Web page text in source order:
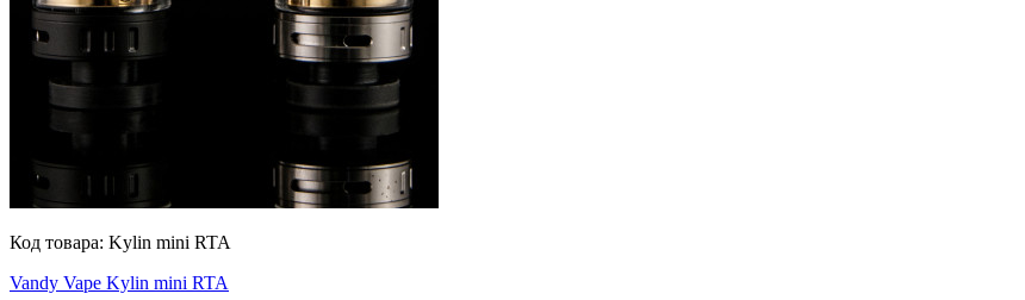
Код товара: Kylin mini RTA
Vandy Vape Kylin mini RTA